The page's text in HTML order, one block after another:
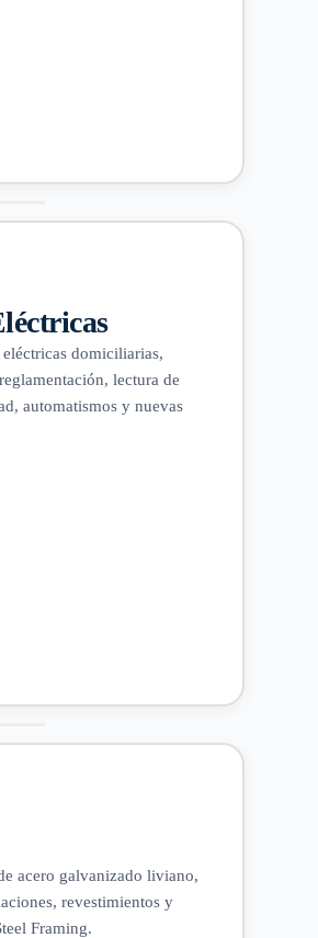
domiciliarias,
lectura de
automatismos y nuevas
acero galvanizado liviano,
revestimientos y
Framing.